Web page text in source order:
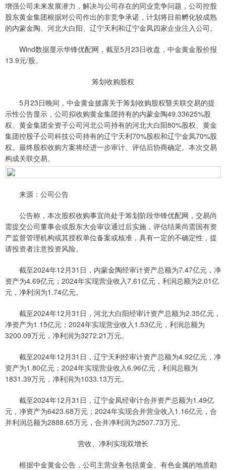
增强公司未来发展潜力，解决与公司存在的同业竞争问题，公司控股
股东黄金集团根据对公司作出的非竞争承诺，计划将目前孵化较成熟
的内蒙金陶、河北大白阳、辽宁天利和辽宁金凤四家企业注入公司。
Wind数据显示华锋优配网，截至5月23日收盘，中金黄金股价报
13.9元/股。
筹划收购股权
5月23日晚间，中金黄金披露关于筹划收购股权暨关联交易的提
示性公告显示，公司拟收购黄金集团持有的内蒙金陶49.33625%股
权、黄金集团全资子公司河北公司持有的河北大白阳80%股权、黄金
集团控股子公司科技公司持有的辽宁天利70%股权和辽宁金凤70%股
权。最终股权收购方案将经进一步审计、评估后协商确定。本次交易
构成关联交易。
来源：公司公告
公告称，本次股权收购事宜尚处于筹划阶段华锋优配网，交易尚
需提交公司董事会或股东大会审议通过后实施，评估结果尚需国有资
产监督管理机构或其授权单位备案或核准，具有一定的不确定性，提
请投资者注意投资风险。
截至2024年12月31日，内蒙金陶经审计资产总额为7.47亿元，净
资产为4.69亿元；2024年实现营业收入7.61亿元，利润总额为2.01亿
元，净利润为1.74亿元。
截至2024年12月31日，河北大白阳经审计资产总额为2.35亿元，
净资产为1.15亿元；2024年实现营业收入1.53亿元，利润总额为
3200.09万元，净利润为3272.21万元。
截至2024年12月31日，辽宁天利经审计资产总额为4.92亿元，净
资产为1.80亿元；2024年实现营业收入6.96亿元，利润总额为
1831.39万元，净利润为1033.13万元。
截至2024年12月31日，辽宁金凤经审计合并资产总额为1.49亿
元，净资产为6423.68万元；2024年实现合并营业收入1.16亿元，合
并利润总额为2888.65万元，合并净利润为2507.73万元。
营收、净利实现双增长
根据中金黄金公告，公司主营业务包括黄金、有色金属的地质勘